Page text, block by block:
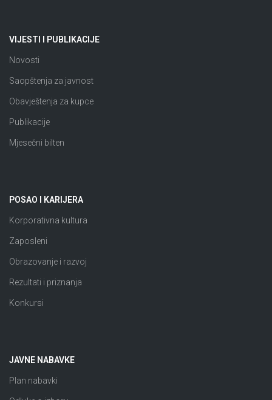
VIJESTI I PUBLIKACIJE
Novosti
Saopštenja za javnost
Obavještenja za kupce
Publikacije
Mjesečni bilten
POSAO I KARIJERA
Korporativna kultura
Zaposleni
Obrazovanje i razvoj
Rezultati i priznanja
Konkursi
JAVNE NABAVKE
Plan nabavki